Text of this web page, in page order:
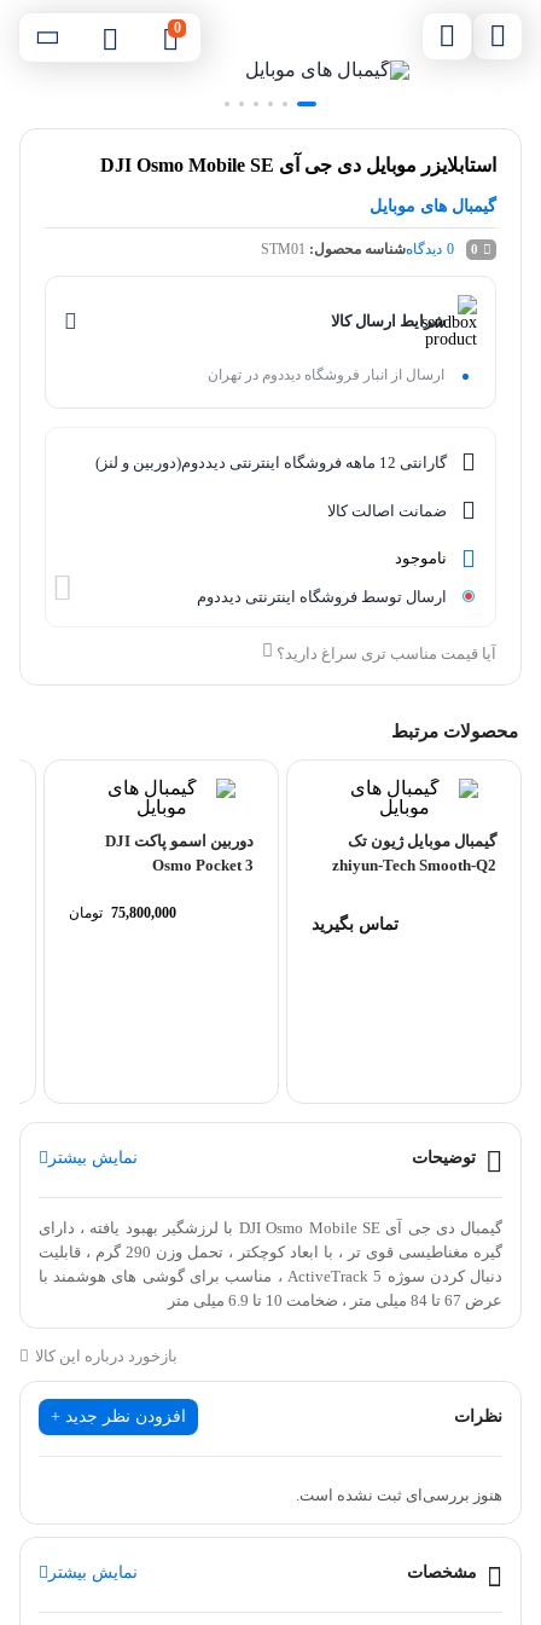
0
استابلایزر موبایل دی جی آی DJI Osmo Mobile SE
گیمبال های موبایل
0
0 دیدگاهشناسه محصول: STM01
شرایط ارسال کالا
ارسال از انبار فروشگاه دیددوم در تهران
گارانتی 12 ماهه فروشگاه اینترنتی دیددوم(دوربین و لنز)
ضمانت اصالت کالا
ناموجود
ارسال توسط فروشگاه اینترنتی دیددوم
آیا قیمت مناسب تری سراغ دارید؟
محصولات مرتبط
گیمبال موبایل ژیون تک
zhiyun-Tech Smooth-Q2
تماس بگیرید
دوربین اسمو پاکت DJI
Osmo Pocket 3
75,800,000 تومان
توضیحات نمایش بیشتر
گیمبال دی جی آی DJI Osmo Mobile SE با لرزشگیر بهبود یافته ، دارای
گیره مغناطیسی قوی تر ، با ابعاد کوچکتر ، تحمل وزن 290 گرم ، قابلیت
دنبال کردن سوژه ActiveTrack 5 ، مناسب برای گوشی های هوشمند با
عرض 67 تا 84 میلی متر ، ضخامت 10 تا 6.9 میلی متر
ایجاد محتوای در حال حرکت تثبیت شده
طولانی تر از مدل قبلی خود، پایداری را بهبود می بخشد و به شما امکان
می دهد تا حرکات خلاقانه را در محتوای خود به سطح جدیدی ببرید.
بلوتوث بهبود یافته ی ۵.۱ با برنامه ی DJI Mimo برای حالت ها و
بازخورد درباره این کالا
نظرات افزودن نظر جدید +
هنوز بررسی‌ای ثبت نشده است.
مشخصات نمایش بیشتر